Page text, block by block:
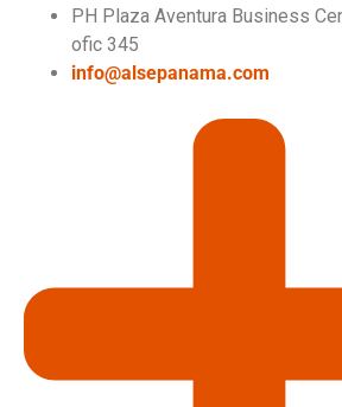
PH Plaza Aventura Business
ofic 345
info@alsepanama.com